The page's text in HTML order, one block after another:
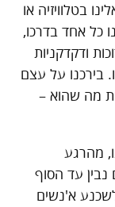
בטלוויזיה או
כל אחד בדרכו,
ודקדקניות
בירכנו על עצם
מה שהוא –
מהרגע
עד הסוף
א'נשים